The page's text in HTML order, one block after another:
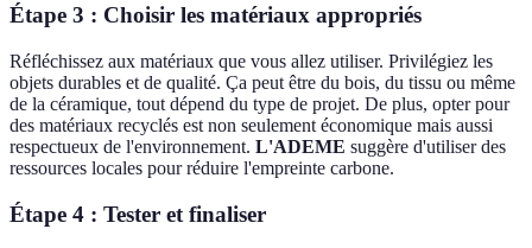
Étape 3 : Choisir les matériaux appropriés
Réfléchissez aux matériaux que vous allez utiliser. Privilégiez les
objets durables et de qualité. Ça peut être du bois, du tissu ou même
de la céramique, tout dépend du type de projet. De plus, opter pour
des matériaux recyclés est non seulement économique mais aussi
respectueux de l'environnement. L'ADEME suggère d'utiliser des
ressources locales pour réduire l'empreinte carbone.
Étape 4 : Tester et finaliser